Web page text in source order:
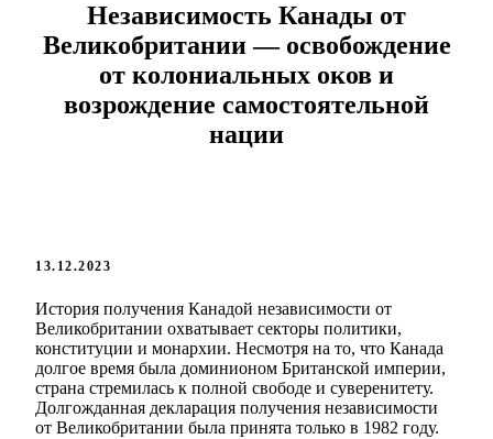
Независимость Канады от
Великобритании — освобождение
от колониальных оков и
возрождение самостоятельной
нации
13.12.2023
История получения Канадой независимости от
Великобритании охватывает секторы политики,
конституции и монархии. Несмотря на то, что Канада
долгое время была доминионом Британской империи,
страна стремилась к полной свободе и суверенитету.
Долгожданная декларация получения независимости
от Великобритании была принята только в 1982 году.